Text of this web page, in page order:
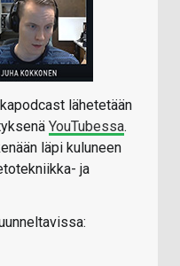
lähetetään
YouTubessa.
läpi kuluneen
ja